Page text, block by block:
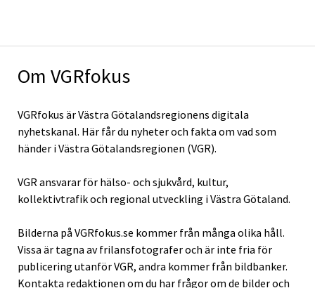
Om VGRfokus
VGRfokus är Västra Götalandsregionens digitala
nyhetskanal. Här får du nyheter och fakta om vad som
händer i Västra Götalandsregionen (VGR).
VGR ansvarar för hälso- och sjukvård, kultur,
kollektivtrafik och regional utveckling i Västra Götaland.
Bilderna på VGRfokus.se kommer från många olika håll.
Vissa är tagna av frilansfotografer och är inte fria för
publicering utanför VGR, andra kommer från bildbanker.
Kontakta redaktionen om du har frågor om de bilder och